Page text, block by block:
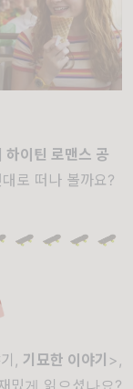
하이틴 로맨스 공
로 떠나 볼까요?
, 기묘한 이야기 >,